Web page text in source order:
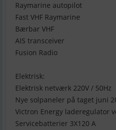
Raymarine autopilot
Fast VHF Raymarine
Bærbar VHF
AIS transceiver
Fusion Radio
Elektrisk:
Elektrisk netværk 220V / 50Hz
Nye solpaneler på taget juni
Victron Energy laderegulator
Servicebatterier 3X120 A